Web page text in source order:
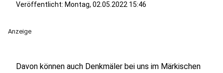
Veröffentlicht: Montag, 02.05.2022 15:46
Anzeige
Davon können auch Denkmäler bei uns im Märkischen